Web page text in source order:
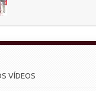
VÍDEOS